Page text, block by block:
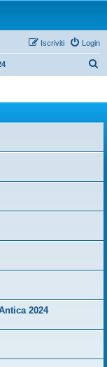
Login
Iscriviti
2024